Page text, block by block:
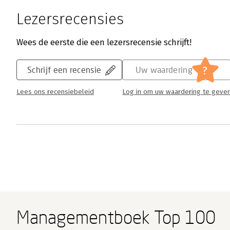
Lezersrecensies
Wees de eerste die een lezersrecensie schrijft!
Schrijf een recensie
Lees ons recensiebeleid
Uw waardering ?
Log in om uw waardering te
Managementboek Top 100